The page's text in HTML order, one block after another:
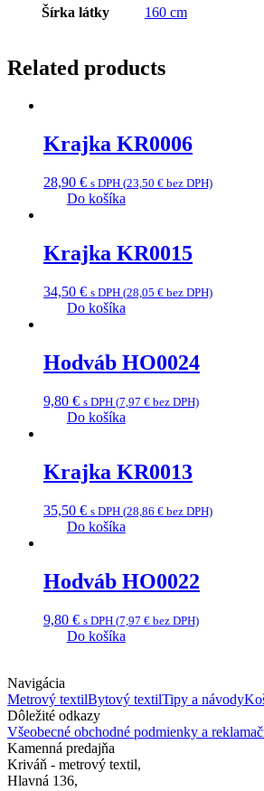
Šírka látky 160 cm
Related products
Krajka KR0006
28,90 € s DPH (23,50 € bez DPH)
Do košíka
Krajka KR0015
34,50 € s DPH (28,05 € bez DPH)
Do košíka
Hodváb HO0024
9,80 € s DPH (7,97 € bez DPH)
Do košíka
Krajka KR0013
35,50 € s DPH (28,86 € bez DPH)
Do košíka
Hodváb HO0022
9,80 € s DPH (7,97 € bez DPH)
Do košíka
Navigácia
Metrový textilBytový textilTipy a návody
Dôležité odkazy
Všeobecné obchodné podmienky a
Kamenná predajňa
Kriváň - metrový textil,
Hlavná 136,